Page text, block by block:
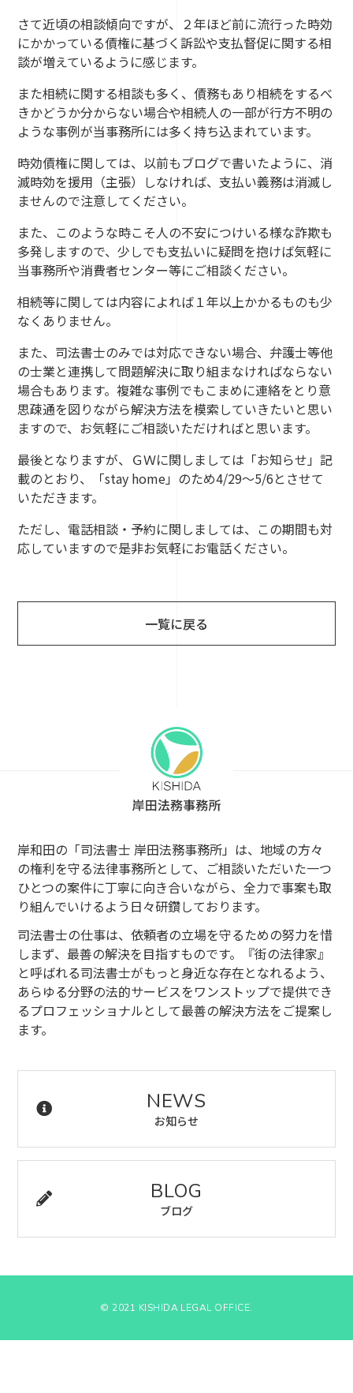
さて近頃の相談傾向ですが、２年ほど前に流行った時効
にかかっている債権に基づく訴訟や支払督促に関する相
談が増えているように感じます。
また相続に関する相談も多く、債務もあり相続をするべ
きかどうか分からない場合や相続人の一部が行方不明の
ような事例が当事務所には多く持ち込まれています。
時効債権に関しては、以前もブログで書いたように、消
滅時効を援用（主張）しなければ、支払い義務は消滅し
ませんので注意してください。
また、このような時こそ人の不安につけいる様な詐欺も
多発しますので、少しでも支払いに疑問を抱けば気軽に
当事務所や消費者センター等にご相談ください。
相続等に関しては内容によれば１年以上かかるものも少
なくありません。
また、司法書士のみでは対応できない場合、弁護士等他
の士業と連携して問題解決に取り組まなければならない
場合もあります。複雑な事例でもこまめに連絡をとり意
思疎通を図りながら解決方法を模索していきたいと思い
ますので、お気軽にご相談いただければと思います。
最後となりますが、ＧＷに関しましては「お知らせ」記
載のとおり、「stay home」のため4/29～5/6とさせて
いただきます。
ただし、電話相談・予約に関しましては、この期間も対
応していますので是非お気軽にお電話ください。
一覧に戻る
岸和田の「司法書士 岸田法務事務所」は、地域の方々
の権利を守る法律事務所として、 ご相談いただいた一つ
ひとつの案件に丁寧に向き合いながら、全力で事案も取
り組んでいけるよう日々研鑽しております。
司法書士の仕事は、依頼者の立場を守るための努力を惜
しまず、最善の解決を目指すものです。
『街の法律家』
と呼ばれる司法書士がもっと身近な存在となれるよう、
あらゆる分野の法的サービスをワンストップで提供でき
るプロフェッショナルとして最善の解決方法をご提案し
ます。
NEWS
お知らせ
BLOG
ブログ
© 2021 KISHIDA LEGAL OFFICE.